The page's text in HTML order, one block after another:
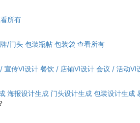
所有
/门头 包装瓶帖 包装袋 查看所有
宣传VI设计 餐饮 / 店铺VI设计 会议 / 活动VI
海报设计生成 门头设计生成 包装设计生成